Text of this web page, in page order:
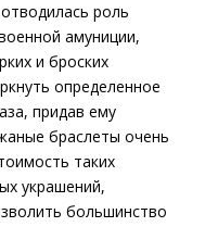
роль
амуниции,
и броских
определенное
придав ему
браслеты очень
таких
украшений,
большинство